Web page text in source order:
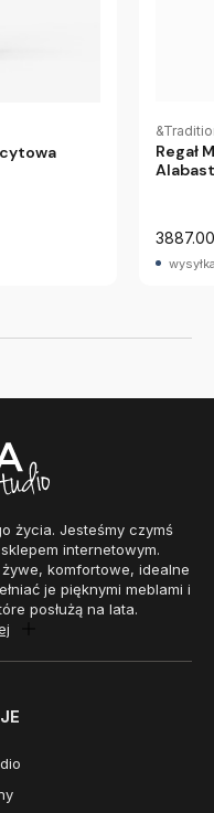
Regał
życia. Jesteśmy czymś
internetowym.
komfortowe, idealne
je pięknymi meblami i
posłużą na lata.